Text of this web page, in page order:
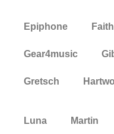
Epiphone Faith
Gear4music
Gretsch
Luna Martin